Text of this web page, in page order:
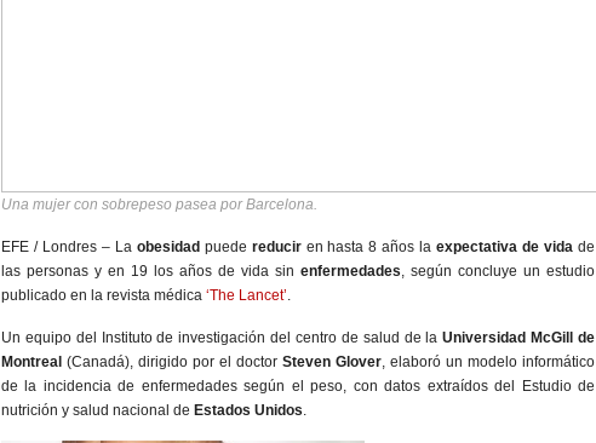
Una mujer con sobrepeso pasea por Barcelona.
EFE / Londres – La obesidad puede reducir en hasta 8 años laexpectativa de vida de
las personas y en 19 los años de vida sin enfermedades, según concluye un estudio
publicado en la revista médica ‘The Lancet’.
Un equipo del Instituto de investigación del centro de salud de laUniversidad McGill de
Montreal (Canadá), dirigido por el doctor Steven Glover, elaboró un modelo informático
de la incidencia de enfermedades según el peso, con datos extraídos del Estudio de
nutrición y salud nacional de Estados Unidos.